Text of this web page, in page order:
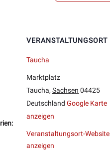
VERANSTALTUNGSORT
Taucha
Marktplatz
Taucha, Sachsen 04425
Deutschland Google Karte
anzeigen
Veranstaltungsort-Website
anzeigen